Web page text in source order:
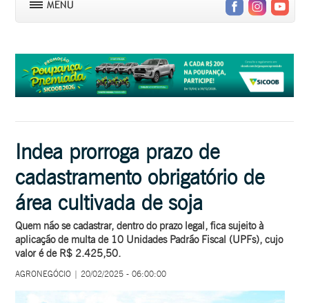
Indea prorroga prazo de
cadastramento obrigatório de
área cultivada de soja
Quem não se cadastrar, dentro do prazo legal, fica sujeito à
aplicação de multa de 10 Unidades Padrão Fiscal (UPFs), cujo
valor é de R$ 2.425,50.
AGRONEGÓCIO | 20/02/2025 - 06:00:00